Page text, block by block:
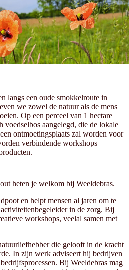
langs een oude smokkelroute in
we zowel de natuur als de mens
Op een perceel van 1 hectare
voedselbos aangelegd, die de lokale
ontmoetingsplaats zal worden voor
verbindende workshops
heten je welkom bij Weeldebras.
en helpt mensen al jaren om te
in de zorg. Bij
workshops, veelal samen met
die gelooft in de kracht
In zijn werk adviseert hij bedrijven
Bij Weeldebras mag